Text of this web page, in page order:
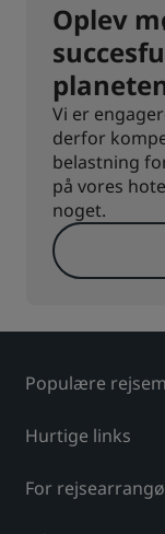
Oplev
Vi er
derfor
belastning
på vores
noget.
Populære
Hurtige links
For